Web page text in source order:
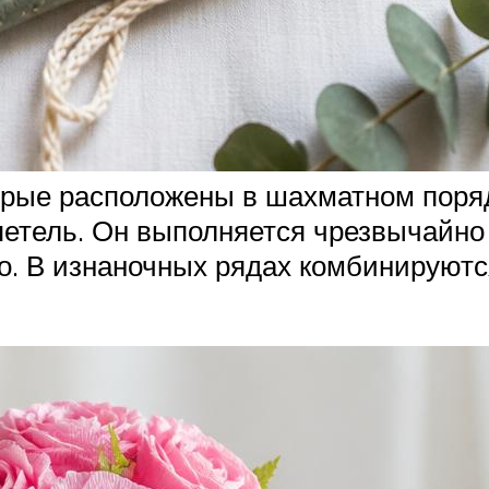
расположены в шахматном
Он выполняется
В изнаночных рядах